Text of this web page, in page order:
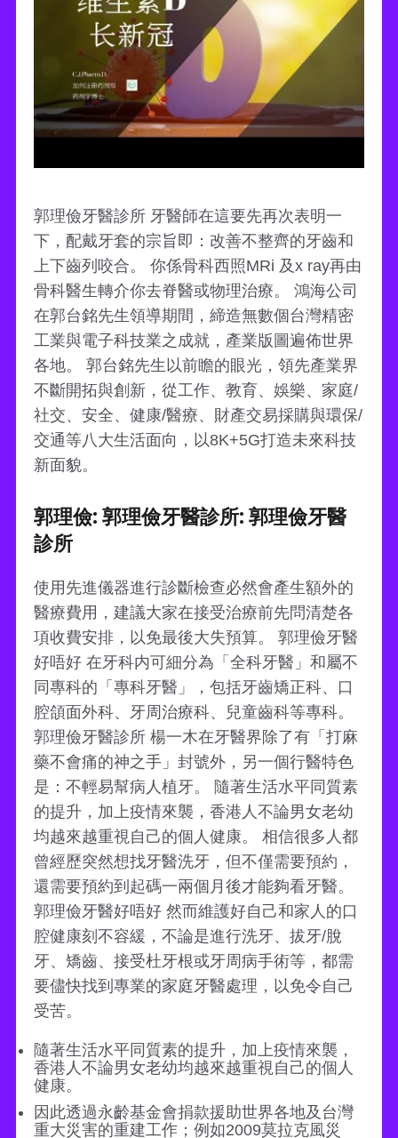
郭理儉牙醫診所 牙醫師在這要先再次表明一
下，配戴牙套的宗旨即：改善不整齊的牙齒和
上下齒列咬合。 你係骨科西照MRi 及x ray再由
骨科醫生轉介你去脊醫或物理治療。 鴻海公司
在郭台銘先生領導期間，締造無數個台灣精密
工業與電子科技業之成就，產業版圖遍佈世界
各地。 郭台銘先生以前瞻的眼光，領先產業界
不斷開拓與創新，從工作、教育、娛樂、家庭/
社交、安全、健康/醫療、財產交易採購與環保/
交通等八大生活面向，以8K+5G打造未來科技
新面貌。
郭理儉: 郭理儉牙醫診所: 郭理儉牙醫
診所
使用先進儀器進行診斷檢查必然會產生額外的
醫療費用，建議大家在接受治療前先問清楚各
項收費安排，以免最後大失預算。 郭理儉牙醫
好唔好 在牙科内可細分為「全科牙醫」和屬不
同專科的「專科牙醫」，包括牙齒矯正科、口
腔頜面外科、牙周治療科、兒童齒科等專科。
郭理儉牙醫診所 楊一木在牙醫界除了有「打麻
藥不會痛的神之手」封號外，另一個行醫特色
是：不輕易幫病人植牙。 隨著生活水平同質素
的提升，加上疫情來襲，香港人不論男女老幼
均越來越重視自己的個人健康。 相信很多人都
曾經歷突然想找牙醫洗牙，但不僅需要預約，
還需要預約到起碼一兩個月後才能夠看牙醫。
郭理儉牙醫好唔好 然而維護好自己和家人的口
腔健康刻不容緩，不論是進行洗牙、拔牙/脫
牙、矯齒、接受杜牙根或牙周病手術等，都需
要儘快找到專業的家庭牙醫處理，以免令自己
受苦。
隨著生活水平同質素的提升，加上疫情來襲，
香港人不論男女老幼均越來越重視自己的個人
健康。
因此透過永齡基金會捐款援助世界各地及台灣
重大災害的重建工作；例如2009莫拉克風災